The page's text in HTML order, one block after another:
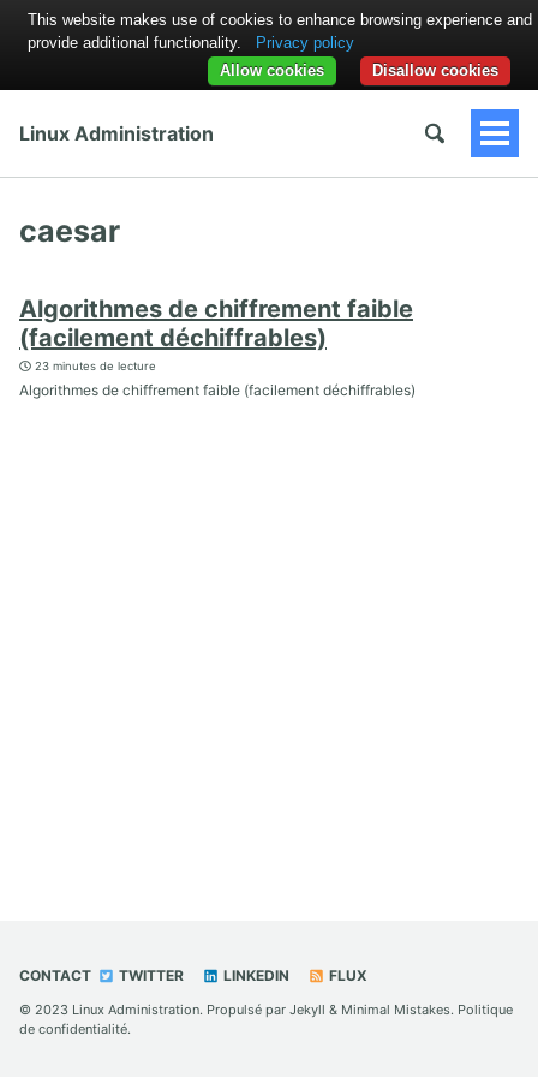
Linux Administration
caesar
Algorithmes de chiffrement faible
(facilement déchiffrables)
23 minutes de lecture
Algorithmes de chiffrement faible (facilement déchiffrables)
CONTACT TWITTER LINKEDIN FLUX
© 2023 Linux Administration. Propulsé par Jekyll & Minimal Mistakes. Politique
de confidentialité.
This website makes use of cookies to enhance browsing experience and
provide additional functionality.
Privacy policy
Disallow cookies
Allow cookies